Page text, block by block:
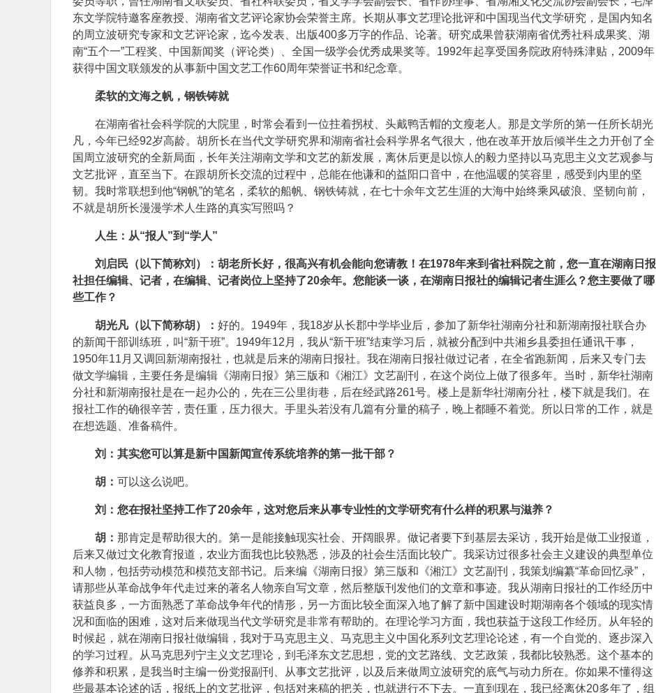
东文学院特邀客座教授、湖南省文艺评论家协会荣誉主席。长期从事文艺理论批评和中国现当代文学研究，是国内知名
的周立波研究专家和文艺评论家，迄今发表、出版400多万字的作品、论著。研究成果曾获湖南省优秀社科成果奖、湖
南“五个一”工程奖、中国新闻奖（评论类）、全国一级学会优秀成果奖等。1992年起享受国务院政府特殊津贴，2009年
获得中国文联颁发的从事新中国文艺工作60周年荣誉证书和纪念章。
柔软的文海之帆，钢铁铸就
在湖南省社会科学院的大院里，时常会看到一位拄着拐杖、头戴鸭舌帽的文瘦老人。那是文学所的第一任所长胡光
凡，今年已经92岁高龄。胡所长在当代文学研究界和湖南省社会科学界名气很大，他在改革开放后倾半生之力开创了全
国周立波研究的全新局面，长年关注湖南文学和文艺的新发展，离休后更是以惊人的毅力坚持以马克思主义文艺观参与
文艺批评，直至当下。在跟胡所长交流的过程中，总能在他谦和的益阳口音中，在他温暖的笑容里，感受到内里的坚
韧。我时常联想到他“钢帆”的笔名，柔软的船帆、钢铁铸就，在七十余年文艺生涯的大海中始终乘风破浪、坚韧向前，
不就是胡所长漫漫学术人生路的真实写照吗？
人生：从“报人”到“学人”
刘启民（以下简称刘）：胡老所长好，很高兴有机会能向您请教！在1978年来到省社科院之前，您一直在湖南日报
社担任编辑、记者，在编辑、记者岗位上坚持了20余年。您能谈一谈，在湖南日报社的编辑记者生涯么？您主要做了哪
些工作？
胡光凡（以下简称胡）： 好的。1949年，我18岁从长郡中学毕业后，参加了新华社湖南分社和新湖南报社联合办
的新闻干部训练班，叫“新干班”。1949年12月，我从“新干班”结束学习后，就被分配到中共湘乡县委担任通讯干事，
1950年11月又调回新湖南报社，也就是后来的湖南日报社。我在湖南日报社做过记者，在全省跑新闻，后来又专门去
做文学编辑，主要任务是编辑《湖南日报》第三版和《湘江》文艺副刊，在这个岗位上做了很多年。当时，新华社湖南
分社和新湖南报社是在一起办公的，先在三公里街巷，后在经武路261号。楼上是新华社湖南分社，楼下就是我们。在
报社工作的确很辛苦，责任重，压力很大。手里头若没有几篇有分量的稿子，晚上都睡不着觉。所以日常的工作，就是
在想选题、准备稿件。
刘：其实您可以算是新中国新闻宣传系统培养的第一批干部？
胡： 可以这么说吧。
刘：您在报社坚持工作了20余年，这对您后来从事专业性的文学研究有什么样的积累与滋养？
胡： 那肯定是帮助很大的。第一是能接触现实社会、开阔眼界。做记者要下到基层去采访，我开始是做工业报道，
后来又做过文化教育报道，农业方面我也比较熟悉，涉及的社会生活面比较广。我采访过很多社会主义建设的典型单位
和人物，包括劳动模范和模范支部书记。后来编《湖南日报》第三版和《湘江》文艺副刊，我策划编纂“革命回忆录”，
请那些从革命战争年代走过来的著名人物亲自写文章，然后整版刊发他们的文章和事迹。我从湖南日报社的工作经历中
获益良多，一方面熟悉了革命战争年代的情形，另一方面比较全面深入地了解了新中国建设时期湖南各个领域的现实情
况和面临的困难，这对后来做现当代文学研究是非常有帮助的。在理论学习方面，我也获益于这段工作经历。从年轻的
时候起，就在湖南日报社做编辑，我对于马克思主义、马克思主义中国化系列文艺理论论述，有一个自觉的、逐步深入
的学习过程。从马克思列宁主义文艺理论，到毛泽东文艺思想，党的文艺路线、文艺政策，我都比较熟悉。这个基本的
修养和积累，是我当时主编一份党报副刊、从事文艺批评，以及后来做周立波研究的底气与动力所在。你如果不懂得这
些最基本论述的话，报纸上的文艺批评，包括对来稿的把关，也就进行不下去。一直到现在，我已经离休20多年了，组